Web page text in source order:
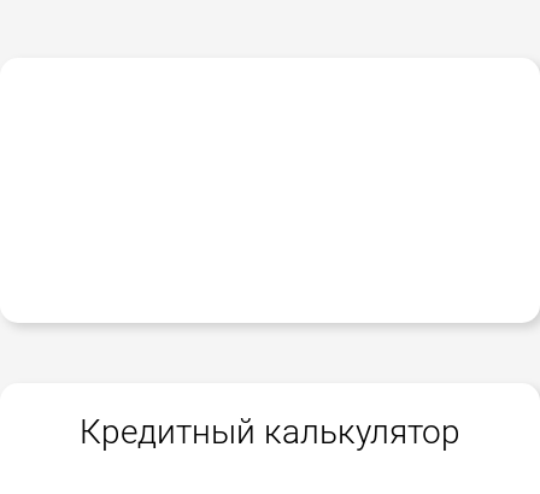
Кредитный калькулятор